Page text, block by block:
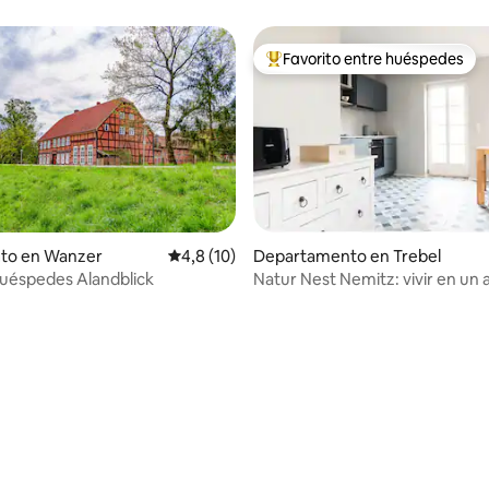
5 de 5. 63 evaluaciones
en Wanzer Calificación promedio: 4,8 de 5. 10
4,8 (10)
Alandblick
Favorito entre los huéspedes
Favorito entre huéspedes
Departamento en Trebel
Natur Nest Nemitz: vivir en un